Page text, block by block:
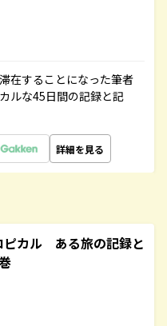
在することになった筆者
ルな45日間の記録と記
詳細を見る
ピカル ある旅の記録と